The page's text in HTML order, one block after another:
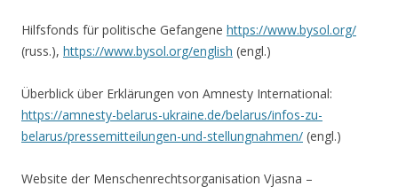
Hilfsfonds für politische Gefangene https://www.bysol.org/
(russ.), https://www.bysol.org/english (engl.)
Überblick über Erklärungen von Amnesty International:
https://amnesty-belarus-ukraine.de/belarus/infos-zu-
belarus/pressemitteilungen-und-stellungnahmen/ (engl.)
Website der Menschenrechtsorganisation Vjasna –